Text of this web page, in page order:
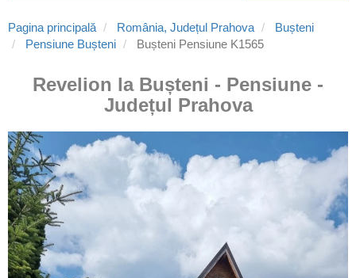
Pagina principală România, Județul Prahova
Bușteni
Pensiune Bușteni
Bușteni Pensiune K1565
Revelion la Bușteni - Pensiune -
Județul Prahova